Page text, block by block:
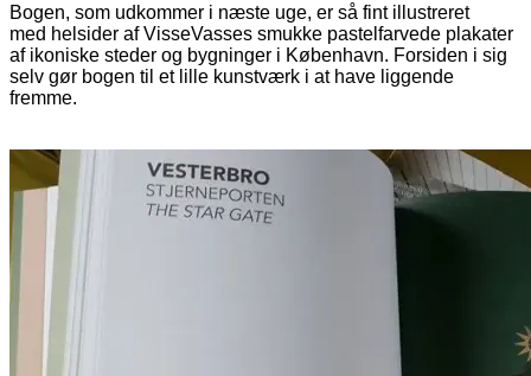
Bogen, som udkommer i næste uge, er så fint illustreret
med helsider af VisseVasses smukke pastelfarvede plakater
af ikoniske steder og bygninger i København. Forsiden i sig
selv gør bogen til et lille kunstværk i at have liggende
fremme.